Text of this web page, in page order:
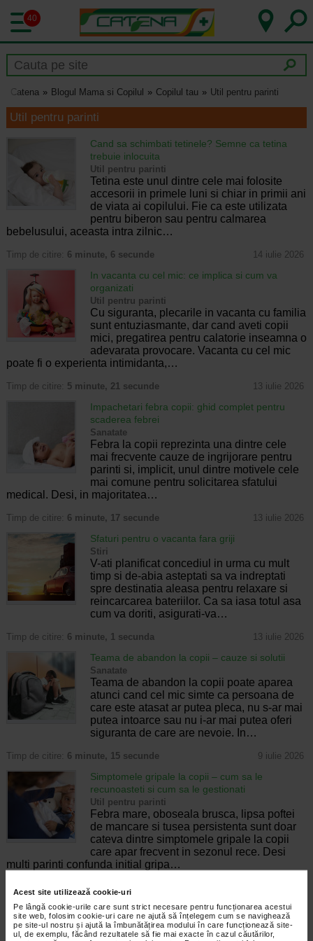
Acest site utilizează cookie-uri
Pe lângă cookie-urile care sunt strict necesare pentru funcționarea acestui
site web, folosim cookie-uri care ne ajută să înțelegem cum se navighează
pe site-ul nostru și ajută la îmbunătățirea modului în care funcționează site-
ul, de exemplu, făcând rezultatele să fie mai exacte în cazul căutărilor,
40
Catena Blogul Mama si Copilul Copilul tau Util pentru parinti
Util pentru parinti
Cand sa schimbati tetinele? Semne ca tetina
trebuie inlocuita
Util pentru parinti
Tetina este unul dintre cele mai folosite
accesorii in primele luni si chiar in primii ani
de viata ai copilului. Fie ca este utilizata
pentru biberon sau pentru calmarea
bebelusului, aceasta intra zilnic…
Timp de citire: 6 minute, 6 secunde 14 iulie 2026
In vacanta cu cel mic: ce implica si cum va
organizati
Util pentru parinti
Cu siguranta, plecarile in vacanta cu familia
sunt entuziasmante, dar cand aveti copii
mici, pregatirea pentru calatorie inseamna o
adevarata provocare. Vacanta cu cel mic
poate fi o experienta intimidanta,…
Timp de citire: 5 minute, 21 secunde 13 iulie 2026
Impachetari febra copii: ghid complet pentru
scaderea febrei
Sanatate
Febra la copii reprezinta una dintre cele
mai frecvente cauze de ingrijorare pentru
parinti si, implicit, unul dintre motivele cele
mai comune pentru solicitarea sfatului
medical. Desi, in majoritatea…
Timp de citire: 6 minute, 17 secunde 13 iulie 2026
Sfaturi pentru o vacanta fara griji
Stiri
V-ati planificat concediul in urma cu mult
timp si de-abia asteptati sa va indreptati
spre destinatia aleasa pentru relaxare si
reincarcarea bateriilor. Ca sa iasa totul asa
cum va doriti, asigurati-va…
Timp de citire: 6 minute, 1 secunda 13 iulie 2026
Teama de abandon la copii – cauze si solutii
Sanatate
Teama de abandon la copii poate aparea
atunci cand cel mic simte ca persoana de
care este atasat ar putea pleca, nu s-ar mai
putea intoarce sau nu i-ar mai putea oferi
siguranta de care are nevoie. In…
Timp de citire: 6 minute, 15 secunde 9 iulie 2026
Simptomele gripale la copii – cum sa le
recunoasteti si cum sa le gestionati
Util pentru parinti
Febra mare, oboseala brusca, lipsa poftei
de mancare si tusea persistenta sunt doar
cateva dintre simptomele gripale la copii
care apar frecvent in sezonul rece. Desi
multi parinti confunda initial gripa…
Timp de citire:6 minute, 15 secunde
Somatizarea la copii: ce inseamna, cum se
manifesta si ce pot face parintii
Util pentru parinti